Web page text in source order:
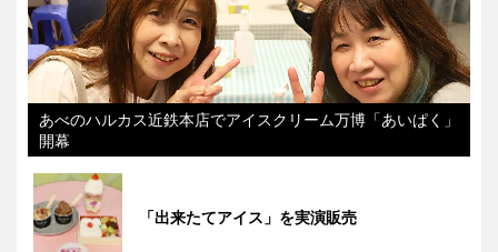
あべのハルカス近鉄本店でアイスクリーム万博「あいぱく」
開幕
「出来たてアイス」を実演販売